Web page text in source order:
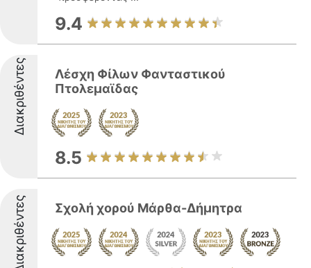
9.4
Διακριθέντες
Λέσχη Φίλων Φανταστικού
Πτολεμαϊδας
8.5
Διακριθέντες Σχολή χορού Μάρθα-Δήμητρα